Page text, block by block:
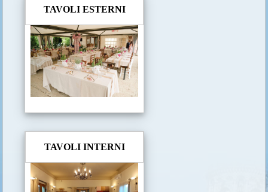
TAVOLI ESTERNI
TAVOLI INTERNI